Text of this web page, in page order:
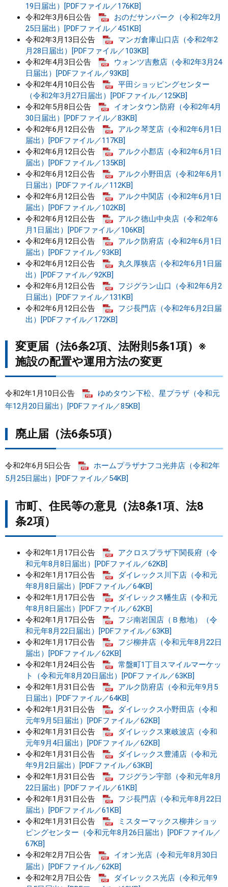
19日届出）[PDFファイル／176KB]
令和2年3月6日公告
おのだサンパーク（令和2年2月
25日届出）[PDFファイル／451KB]
令和2年3月13日公告
マンガ倉庫山口店（令和2年2
月28日届出）[PDFファイル／103KB]
令和2年4月3日公告
ウォンツ吉敷店（令和2年3月24
日届出）[PDFファイル／93KB]
令和2年4月10日公告
平田ショッピングセンター
（令和2年3月27日届出）[PDFファイル／125KB]
令和2年5月8日公告
イオンタウン防府（令和2年4月
30日届出）[PDFファイル／83KB]
令和2年6月12日公告
アルク琴芝店（令和2年6月1日
届出）[PDFファイル／117KB]
令和2年6月12日公告
アルク小郡店（令和2年6月1日
届出）[PDFファイル／135KB]
令和2年6月12日公告
アルク小野田店（令和2年6月1
日届出）[PDFファイル／112KB]
令和2年6月12日公告
アルク中関店（令和2年6月1日
届出）[PDFファイル／102KB]
令和2年6月12日公告
アルク徳山中央店（令和2年6
月1日届出）[PDFファイル／106KB]
令和2年6月12日公告
アルク防府店（令和2年6月1日
届出）[PDFファイル／93KB]
令和2年6月12日公告
丸久厚狭店（令和2年6月1日届
出）[PDFファイル／92KB]
令和2年6月12日公告
フジグラン山口（令和2年6月2
日届出）[PDFファイル／131KB]
令和2年6月12日公告
フジ長門店（令和2年6月2日届
出）[PDFファイル／172KB]
変更届（法6条2項、法附則5条1項）※
施設の配置や運用方法の変更
令和2年1月10日公告
ゆめタウン下松、星プラザ（令和元
年12月20日届出）[PDFファイル／85KB]
廃止届（法6条5項）
令和2年6月5日公告
ホームプラザナフコ光井店（令和2年
5月25日届出）[PDFファイル／54KB]
市町、住民等の意見（法8条1項、法8
条2項）
令和2年1月17日公告
アクロスプラザ下関長府（令
和元年8月8日届出）[PDFファイル／62KB]
令和2年1月17日公告
ダイレックス川下店（令和元
年8月8日届出）[PDFファイル／64KB]
令和2年1月17日公告
ダイレックス幡生店（令和元
年8月8日届出）[PDFファイル／62KB]
令和2年1月17日公告
フジ南岩国店（Ｂ敷地）（令
和元年8月22日届出）[PDFファイル／63KB]
令和2年1月17日公告
フジ柳井店（令和元年8月22日
届出）[PDFファイル／62KB]
令和2年1月24日公告
常盤町1丁目スマイルマーケッ
ト（令和元年8月20日届出）[PDFファイル／63KB]
令和2年1月31日公告
アルク防府店（令和元年9月5
日届出）[PDFファイル／64KB]
令和2年1月31日公告
ダイレックス小野田店（令和
元年9月5日届出）[PDFファイル／62KB]
令和2年1月31日公告
ダイレックス東岐波店（令和
元年9月4日届出）[PDFファイル／62KB]
令和2年1月31日公告
ダイレックス豊浦店（令和元
年9月2日届出）[PDFファイル／63KB]
令和2年1月31日公告
フジグラン宇部（令和元年8月
22日届出）[PDFファイル／61KB]
令和2年1月31日公告
フジ長門店（令和元年8月22日
届出）[PDFファイル／61KB]
令和2年1月31日公告
ミスターマックス柳井ショッ
ピングセンター（令和元年8月26日届出）[PDFファイル／
67KB]
令和2年2月7日公告
イオン光店（令和元年8月30日
届出）[PDFファイル／62KB]
令和2年2月7日公告
ダイレックス光店（令和元年9